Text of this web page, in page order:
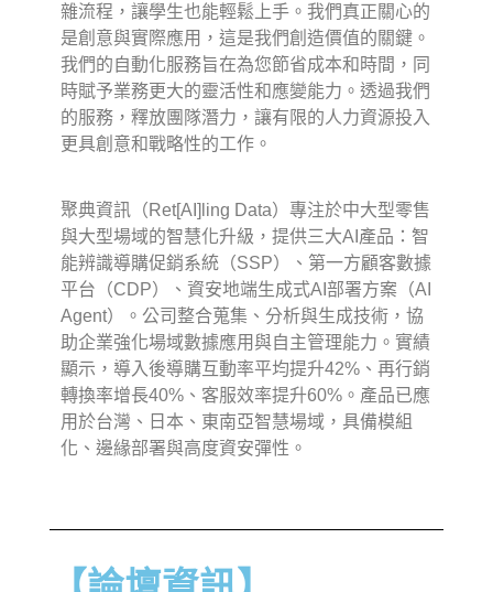
雜流程，讓學生也能輕鬆上手。我們真正關心的
是創意與實際應用，這是我們創造價值的關鍵。
我們的自動化服務旨在為您節省成本和時間，同
時賦予業務更大的靈活性和應變能力。透過我們
的服務，釋放團隊潛力，讓有限的人力資源投入
更具創意和戰略性的工作。
聚典資訊（Ret[AI]ling Data）專注於中大型零售
與大型場域的智慧化升級，提供三大AI產品：智
能辨識導購促銷系統（SSP）、第一方顧客數據
平台（CDP）、資安地端生成式AI部署方案（AI
Agent）。公司整合蒐集、分析與生成技術，協
助企業強化場域數據應用與自主管理能力。實績
顯示，導入後導購互動率平均提升42%、再行銷
轉換率增長40%、客服效率提升60%。產品已應
用於台灣、日本、東南亞智慧場域，具備模組
化、邊緣部署與高度資安彈性。